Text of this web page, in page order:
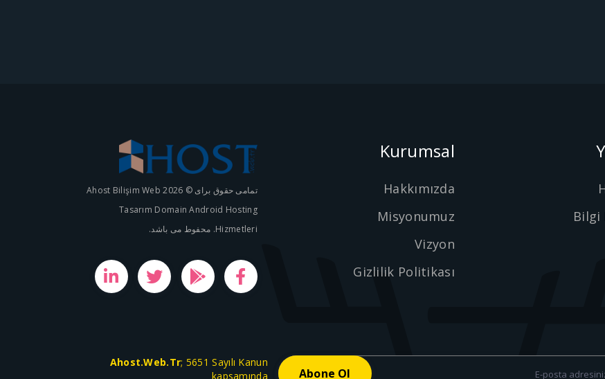
Bilgi
Kurumsal
Hakkımızda
Misyonumuz
Vizyon
Gizlilik Politikası
تمامی حقوق برای © 2026 Ahost Bilişim Web
Tasarım Domain Android Hosting
Hizmetleri. محفوط می باشد.
Ahost.Web.Tr; 5651 Sayılı Kanun
kapsamında